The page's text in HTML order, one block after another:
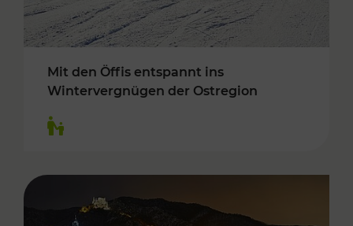
Mit den Öffis entspannt ins
Wintervergnügen der Ostregion